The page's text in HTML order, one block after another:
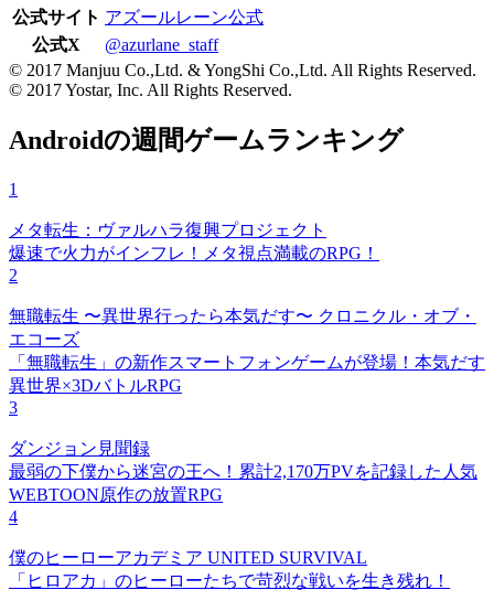
公式サイト アズールレーン公式
公式X
@azurlane_staff
© 2017 Manjuu Co.,Ltd. & YongShi Co.,Ltd. All Rights Reserved.
© 2017 Yostar, Inc. All Rights Reserved.
Androidの週間ゲームランキング
1
メタ転生：ヴァルハラ復興プロジェクト
爆速で火力がインフレ！メタ視点満載のRPG！
2
無職転生 〜異世界行ったら本気だす〜 クロニクル・オブ・
エコーズ
「無職転生」の新作スマートフォンゲームが登場！本気だす
異世界×3DバトルRPG
3
ダンジョン見聞録
最弱の下僕から迷宮の王へ！累計2,170万PVを記録した人気
WEBTOON原作の放置RPG
4
僕のヒーローアカデミア UNITED SURVIVAL
「ヒロアカ」のヒーローたちで苛烈な戦いを生き残れ！